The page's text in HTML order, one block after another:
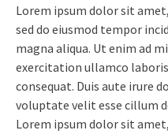
Lorem ipsum dolor sit
sed do eiusmod tempor
magna aliqua. Ut enim ad
exercitation ullamco
consequat. Duis aute irure
voluptate velit esse cillum
Lorem ipsum dolor sit